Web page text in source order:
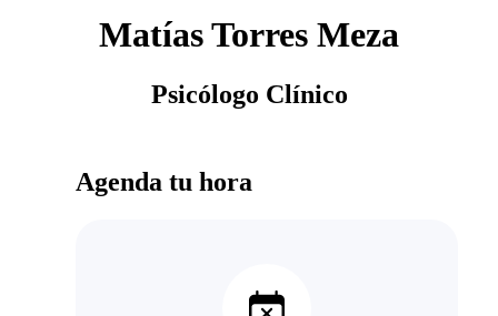
Matías Torres Meza
Psicólogo Clínico
Agenda tu hora